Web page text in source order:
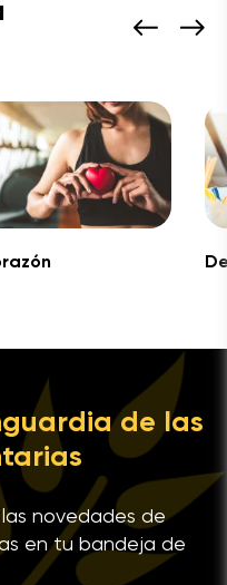
de las
novedades de
en tu bandeja de